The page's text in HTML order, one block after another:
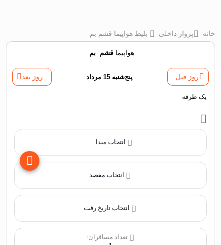
خانه پرواز داخلی بلیط هواپیما قشم بم
هواپیماقشم ‌بم
روز قبل پنج‌شنبه 15 مرداد روز بعد
یک طرفه
انتخاب مبدا
انتخاب مقصد
تعداد مسافران: